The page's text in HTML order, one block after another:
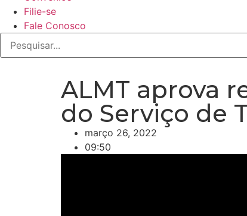
Filie-se
Fale Conosco
ALMT aprova
do Serviço de
março 26, 2022
09:50